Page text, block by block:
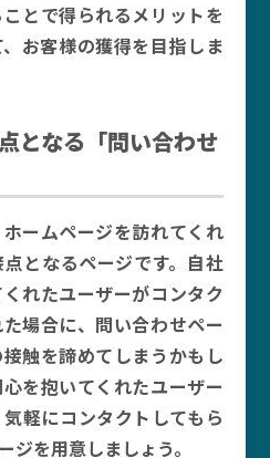
とで得られるメリットを
お客様の獲得を目指しま
となる「問い合わせ
ームページを訪れてくれ
となるページです。自社
れたユーザーがコンタク
場合に、問い合わせペー
触を諦めてしまうかもし
を抱いてくれたユーザー
軽にコンタクトしてもら
ジを用意しましょう。